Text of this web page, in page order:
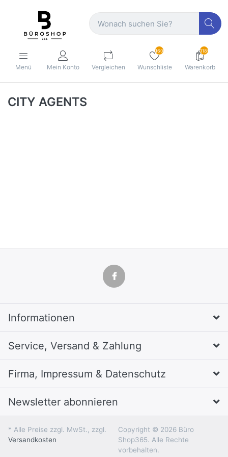
Menü Mein Konto Vergleichen
160
Wunschliste
1189
Warenkorb
CITY AGENTS
Informationen
Service, Versand & Zahlung
Firma, Impressum & Datenschutz
Newsletter abonnieren
* Alle Preise zzgl. MwSt., zzgl.
Versandkosten
Copyright © 2026 Büro
Shop365. Alle Rechte
vorbehalten.